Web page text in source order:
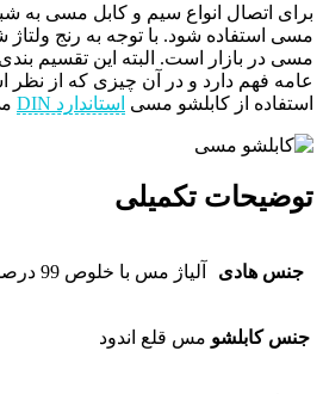
برای اتصال انواع سیم و کابل مسی به
مسی استفاده شود. با توجه به رنج ولتاژ
مسی در بازار است. البته این تقسیم
عامه فهم دارد و در آن چیزی که از نظر
استفاده از کابلشو مسی استاندارد DIN
توضیحات تکمیلی
جنس هادی آلیاژ مس با خلوص 99 درصد
جنس کابلشو مس قلع اندود